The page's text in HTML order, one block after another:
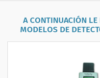
A CONTINUACIÓN
MODELOS DE